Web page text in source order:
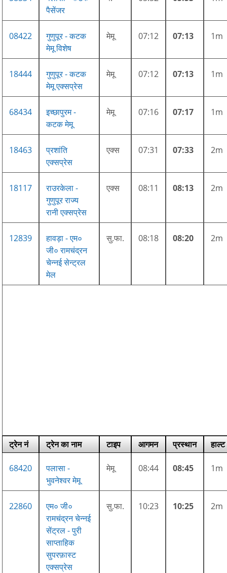
पैसेंजर
08422
गुणुपूर - कटक
मेमू विशेष
मेमू 07:12 07:13 1m
18444
गुणुपूर - कटक
मेमू एक्सप्रेस
मेमू 07:12 07:13 1m
68434
इच्छापुरम -
कटक मेमू
मेमू 07:16 07:17 1m
18463
प्रशांति
एक्सप्रेस
एक्स 07:31 07:33 2m
18117
राउरकेला -
गुणुपूर राज्य
रानी एक्सप्रेस
एक्स 08:11 08:13 2m
12839
हावड़ा - एम०
जी० रामचंद्रन
चेन्नई सेन्ट्रल
मेल
सु.फा. 08:18 08:20 2m
ट्रेन नं ट्रेन का नाम टाइप आगमन प्रस्थान हाल्ट
68420
पलासा -
भुवनेश्वर मेमू
मेमू 08:44 08:45 1m
22860
एम० जी०
रामचंद्रन चेन्नई
सेंट्रल - पुरी
साप्ताहिक
सुपरफ़ास्ट
एक्सप्रेस
सु.फा. 10:23 10:25 2m